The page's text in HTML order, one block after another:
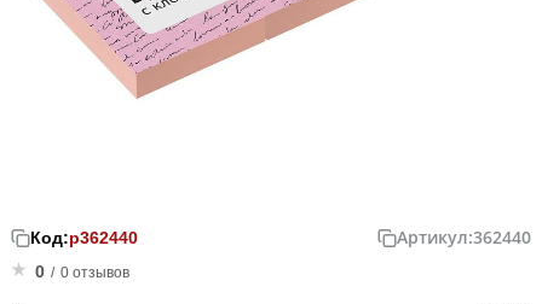
Код:р362440 Артикул:362440
0 / 0 отзывов